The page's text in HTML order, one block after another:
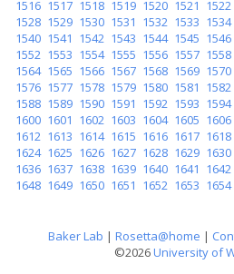
1516 1517 1518 1519 1520 1521 1522
1528 1529 1530 1531 1532 1533 1534
1540 1541 1542 1543 1544 1545 1546
1552 1553 1554 1555 1556 1557 1558
1564 1565 1566 1567 1568 1569 1570
1576 1577 1578 1579 1580 1581 1582
1588 1589 1590 1591 1592 1593 1594
1600 1601 1602 1603 1604 1605 1606
1612 1613 1614 1615 1616 1617 1618
1624 1625 1626 1627 1628 1629 1630
1636 1637 1638 1639 1640 1641 1642
1648 1649 1650 1651 1652 1653 1654
Baker Lab | Rosetta@home |
©2026University of